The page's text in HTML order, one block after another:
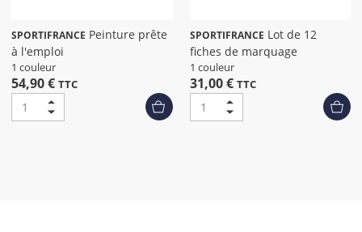
SPORTIFRANCE
à l'emploi
1 couleur
54,90 € TTC
SPORTIFRANCE
fiches de marquage
1 couleur
31,00 € TTC